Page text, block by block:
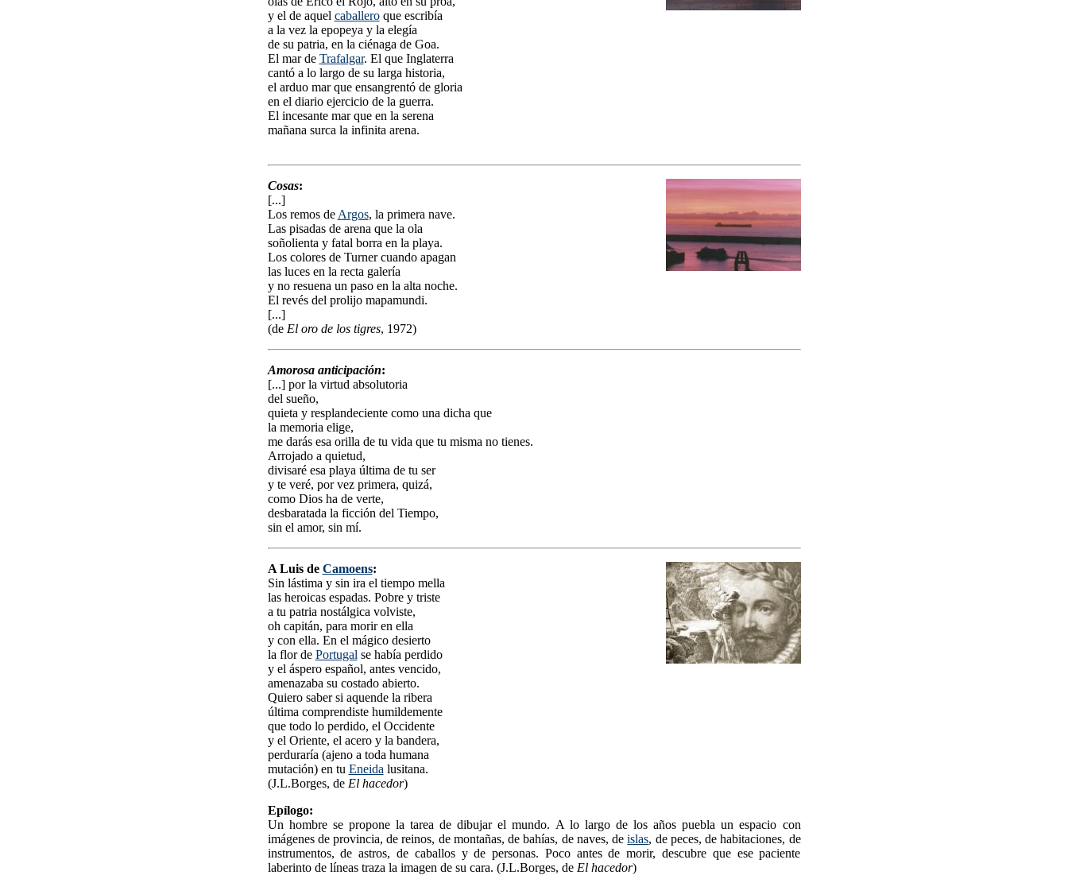
y el de aquel caballeroque escribía
a la vez la epopeya y la elegía
de su patria, en la ciénaga de Goa.
El mar de Trafalgar. El que Inglaterra
cantó a lo largo de su larga historia,
el arduo mar que ensangrentó de gloria
en el diario ejercicio de la guerra.
El incesante mar que en la serena
mañana surca la infinita arena.
Cosas:
[...]
Los remos de Argos, la primera nave.
Las pisadas de arena que la ola
soñolienta y fatal borra en la playa.
Los colores de Turner cuando apagan
las luces en la recta galería
y no resuena un paso en la alta noche.
El revés del prolijo mapamundi.
[...]
(de El oro de los tigres, 1972)
Amorosa anticipación:
[...] por la virtud absolutoria
del sueño,
quieta y resplandeciente como una dicha que
la memoria elige,
me darás esa orilla de tu vida que tu misma no tienes.
Arrojado a quietud,
divisaré esa playa última de tu ser
y te veré, por vez primera, quizá,
como Dios ha de verte,
desbaratada la ficción del Tiempo,
sin el amor, sin mí.
A Luis de Camoens:
Sin lástima y sin ira el tiempo mella
las heroicas espadas. Pobre y triste
a tu patria nostálgica volviste,
oh capitán, para morir en ella
y con ella. En el mágico desierto
la flor de Portugal se había perdido
y el áspero español, antes vencido,
amenazaba su costado abierto.
Quiero saber si aquende la ribera
última comprendiste humildemente
que todo lo perdido, el Occidente
y el Oriente, el acero y la bandera,
perduraría (ajeno a toda humana
mutación) en tu Eneida lusitana.
(J.L.Borges, de El hacedor)
Epílogo:
Un hombre se propone la tarea de dibujar el mundo. A lo largo de los años puebla un espacio con
imágenes de provincia, de reinos, de montañas, de bahías, de naves, deislas, de peces, de habitaciones, de
instrumentos, de astros, de caballos y de personas. Poco antes de morir, descubre que ese paciente
laberinto de líneas traza la imagen de su cara. (J.L.Borges, de El hacedor)